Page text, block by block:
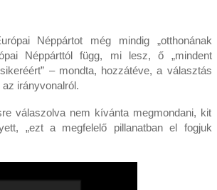
Néppártot még mindig „otthonának
Néppárttól függ, mi lesz, ő „mindent
– mondta, hozzátéve, a választás
irányvonalról.
válaszolva nem kívánta megmondani, kit
„ezt a megfelelő pillanatban el fogjuk